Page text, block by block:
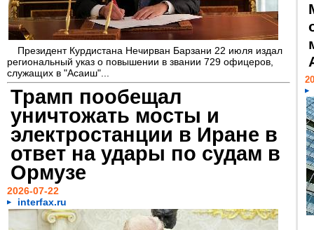
Президент Курдистана Нечирван Барзани 22 июля издал
региональный указ о повышении в звании 729 офицеров,
служащих в "Асаиш"...
Трамп пообещал
уничтожать мосты и
электростанции в Иране в
ответ на удары по судам в
Ормузе
2026-07-22
interfax.ru